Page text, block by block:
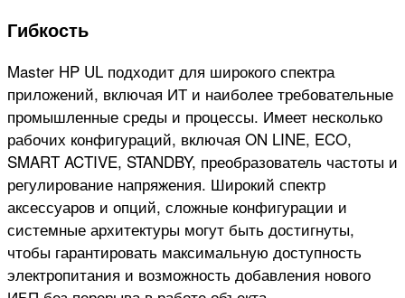
Гибкость
Master HP UL подходит для широкого спектра
приложений, включая ИТ и наиболее требовательные
промышленные среды и процессы. Имеет несколько
рабочих конфигураций, включая ON LINE, ECO,
SMART ACTIVE, STANDBY, преобразователь частоты и
регулирование напряжения. Широкий спектр
аксессуаров и опций, сложные конфигурации и
системные архитектуры могут быть достигнуты,
чтобы гарантировать максимальную доступность
электропитания и возможность добавления нового